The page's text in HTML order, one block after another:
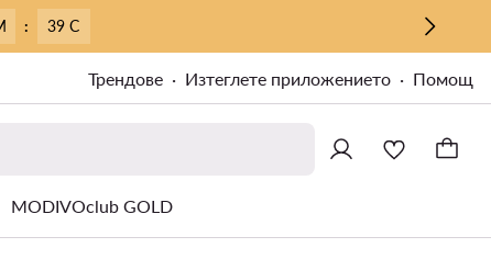
: 38 С
Трендове Изтеглете приложението Помощ
MODIVOclub GOLD